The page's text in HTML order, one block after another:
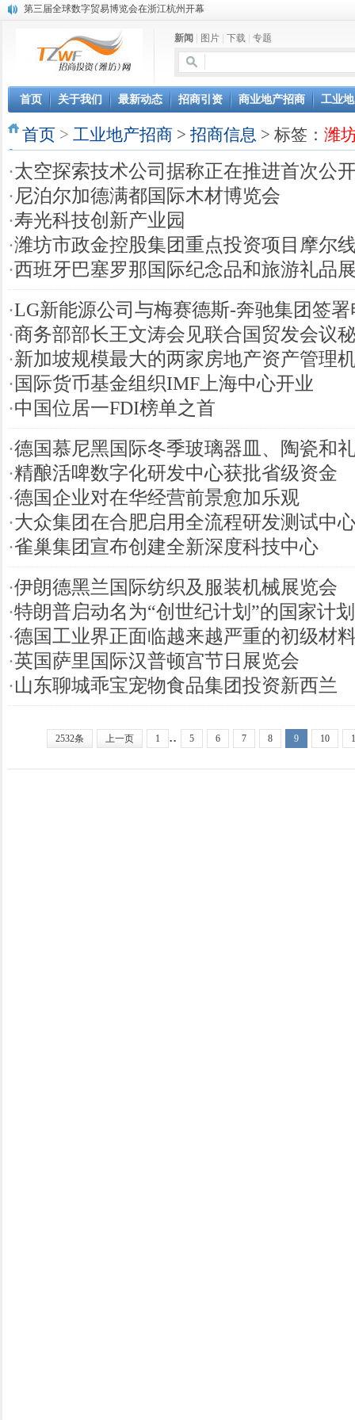
第三届全球数字贸易博览会在浙江杭州开幕
潍坊招商局讯：2024中日韩产业合作发展论坛开幕
昌乐大项目“拔节生长”赋能高质量发展
格润麦尔高端淀粉预混料智能制造项目顺利通过验收
潍坊招商局转：潍坊的冬日“秋景”
潍坊招商局转：潍坊历史名人--燕肃
香港上市公司投资信息
欢聚潍坊·2024青岛啤酒 畅享节今晚启幕
新闻 图片 下载 专题
首页 关于我们 最新动态 招商引资 商业地产招商 工业
首页 > 工业地产招商 > 招商信息 > 标签： 潍
·太空探索技术公司据称正在推进首次公
·尼泊尔加德满都国际木材博览会
·寿光科技创新产业园
·潍坊市政金控股集团重点投资项目摩尔
·西班牙巴塞罗那国际纪念品和旅游礼品
·LG新能源公司与梅赛德斯-奔驰集团签
·商务部部长王文涛会见联合国贸发会议
·新加坡规模最大的两家房地产资产管理
·国际货币基金组织IMF上海中心开业
·中国位居一FDI榜单之首
·德国慕尼黑国际冬季玻璃器皿、陶瓷和
·精酿活啤数字化研发中心获批省级资金
·德国企业对在华经营前景愈加乐观
·大众集团在合肥启用全流程研发测试中
·雀巢集团宣布创建全新深度科技中心
·伊朗德黑兰国际纺织及服装机械展览会
·特朗普启动名为“创世纪计划”的国家计划
·德国工业界正面临越来越严重的初级材
·英国萨里国际汉普顿宫节日展览会
·山东聊城乖宝宠物食品集团投资新西兰
2532条 上一页 1 .. 5 6 7 8 9 10